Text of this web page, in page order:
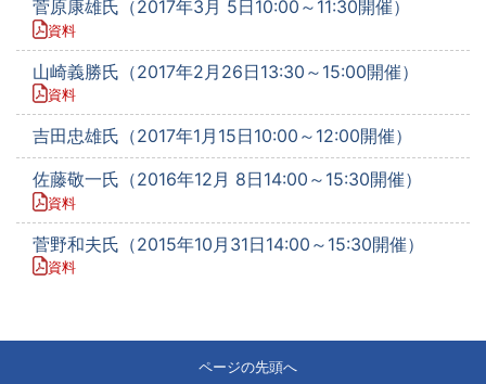
菅原康雄氏（2017年3月 5日10:00～11:30開催）
資料
山崎義勝氏（2017年2月26日13:30～15:00開催）
資料
吉田忠雄氏（2017年1月15日10:00～12:00開催）
佐藤敬一氏（2016年12月 8日14:00～15:30開催）
資料
菅野和夫氏（2015年10月31日14:00～15:30開催）
資料
ページの先頭へ